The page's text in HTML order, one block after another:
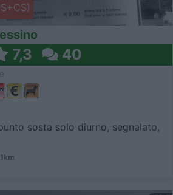
7,3 40
sosta solo diurno, segnalato,